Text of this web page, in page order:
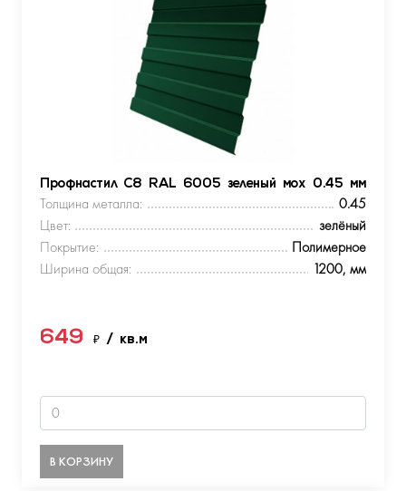
Профнастил С8 RAL 6005 зеленый мох 0.45 мм
Толщина металла:
0.45
Цвет:
зелёный
Покрытие:
Полимерное
Ширина общая:
1200, мм
649 ₽ / кв.м
В КОРЗИНУ